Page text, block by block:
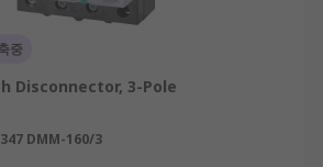
중
Disconnector, 3-Pole
DMM-160/3